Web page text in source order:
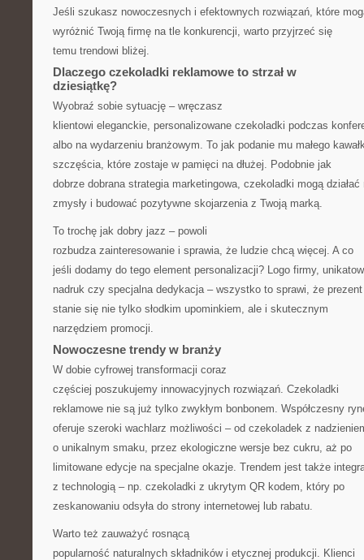
Jeśli szukasz nowoczesnych i efektownych rozwiązań, które
wyróżnić Twoją firmę na tle konkurencji, warto przyjrzeć się
temu trendowi bliżej.
Dlaczego czekoladki reklamowe to strzał w
dziesiątkę?
Wyobraź sobie sytuację – wręczasz
klientowi eleganckie, personalizowane czekoladki podczas
albo na wydarzeniu branżowym. To jak podanie mu małego
szczęścia, które zostaje w pamięci na dłużej. Podobnie jak
dobrze dobrana strategia marketingowa, czekoladki mogą działać
zmysły i budować pozytywne skojarzenia z Twoją marką.
To trochę jak dobry jazz – powoli
rozbudza zainteresowanie i sprawia, że ludzie chcą więcej. A co
jeśli dodamy do tego element personalizacji? Logo firmy,
nadruk czy specjalna dedykacja – wszystko to sprawi, że prezent
stanie się nie tylko słodkim upominkiem, ale i skutecznym
narzędziem promocji.
Nowoczesne trendy w branży
W dobie cyfrowej transformacji coraz
częściej poszukujemy innowacyjnych rozwiązań. Czekoladki
reklamowe nie są już tylko zwykłym bonbonem. Współczesny
oferuje szeroki wachlarz możliwości – od czekoladek z
o unikalnym smaku, przez ekologiczne wersje bez cukru, aż po
limitowane edycje na specjalne okazje. Trendem jest także
z technologią – np. czekoladki z ukrytym QR kodem, który po
zeskanowaniu odsyła do strony internetowej lub rabatu.
Warto też zauważyć rosnącą
popularność naturalnych składników i etycznej produkcji. Klienci